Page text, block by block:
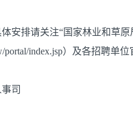
安排请关注“国家林业和草原
portal/index.jsp）及各招聘单
司